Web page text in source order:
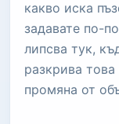
какво иска
задавате по-
липсва тук,
разкрива
промяна от